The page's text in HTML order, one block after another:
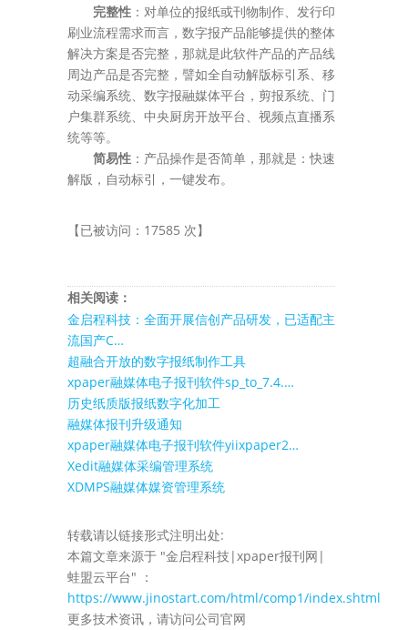
完整性 ：对单位的报纸或刊物制作、发行印
刷业流程需求而言，数字报产品能够提供的整体
解决方案是否完整，那就是此软件产品的产品线
周边产品是否完整，譬如全自动解版标引系、移
动采编系统、数字报融媒体平台，剪报系统、门
户集群系统、中央厨房开放平台、视频点直播系
统等等。
简易性 ：产品操作是否简单，那就是：快速
解版，自动标引，一键发布。
【已被访问：17585 次】
相关阅读：
金启程科技：全面开展信创产品研发，已适配主
流国产C…
超融合开放的数字报纸制作工具
xpaper融媒体电子报刊软件sp_to_7.4.…
历史纸质版报纸数字化加工
融媒体报刊升级通知
xpaper融媒体电子报刊软件yiixpaper2…
Xedit融媒体采编管理系统
XDMPS融媒体媒资管理系统
转载请以链接形式注明出处:
本篇文章来源于 "金启程科技|xpaper报刊网|
蛙盟云平台" ：
https://www.jinostart.com/html/comp1/index.shtml
更多技术资讯，请访问公司官网